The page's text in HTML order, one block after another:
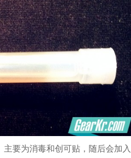
为消毒和创可贴，随后会加入